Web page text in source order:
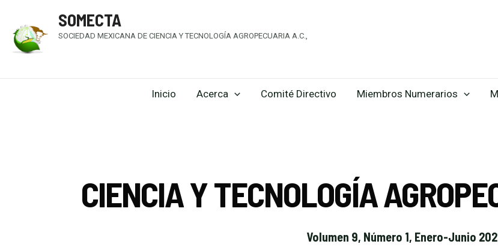
SOMECTA
SOCIEDAD MEXICANA DE CIENCIA Y TECNOLOGÍA AGROPECUARIA A.C.,
Inicio Acerca Comité Directivo Miembros Numerarios
CIENCIA Y TECNOLOGÍA
Volumen 9, Número 1, Enero-Junio